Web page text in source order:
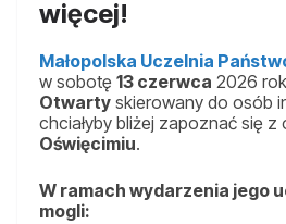
więcej!
Małopolska Uczelnia
w sobotę 13 czerwca 2026
Otwarty skierowany do osób
chciałyby bliżej zapoznać się z
Oświęcimiu.
W ramach wydarzenia jego
mogli: